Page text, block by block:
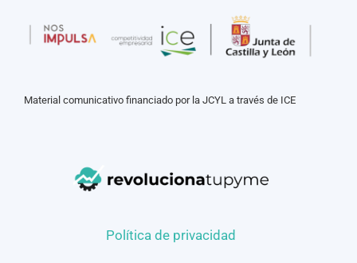
Material comunicativo financiado por la JCYL a través de ICE
Política de privacidad